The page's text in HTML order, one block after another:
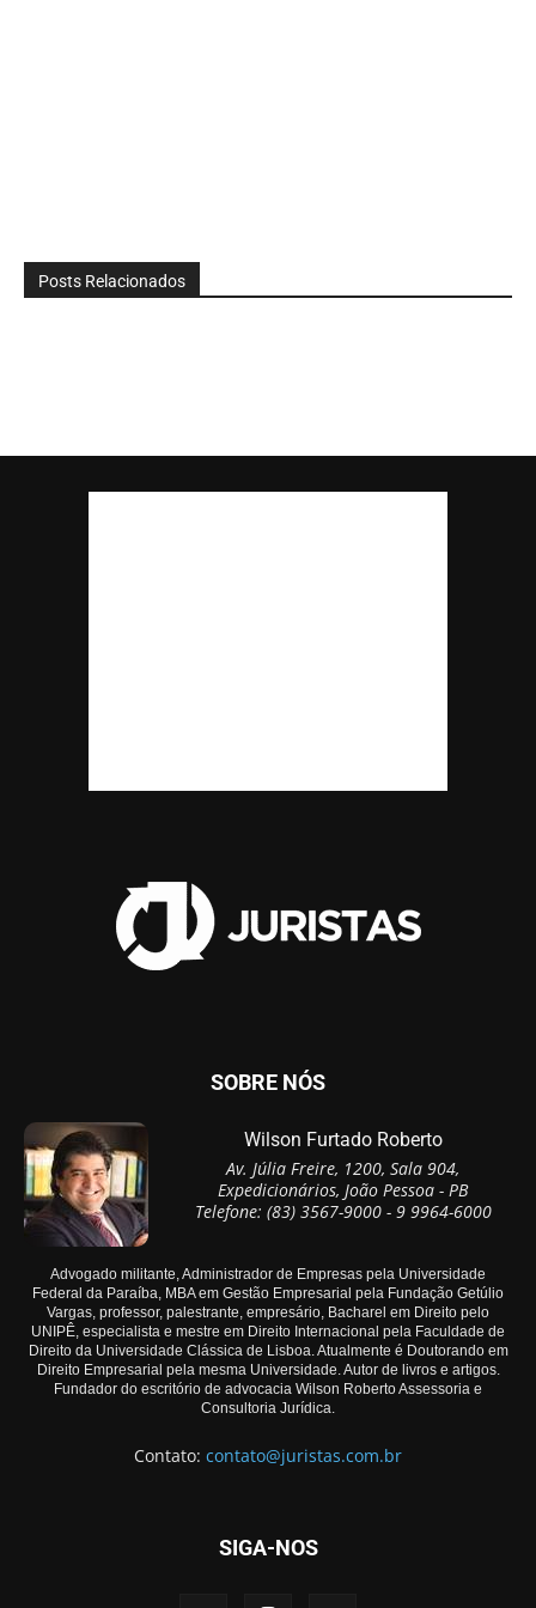
Posts Relacionados
SOBRE NÓS
Wilson Furtado Roberto
Av. Júlia Freire, 1200, Sala 904,
Expedicionários, João Pessoa - PB
Telefone: (83) 3567-9000 - 9 9964-6000
Advogado militante, Administrador de Empresas pela Universidade
Federal da Paraíba, MBA em Gestão Empresarial pela Fundação Getúlio
Vargas, professor, palestrante, empresário, Bacharel em Direito pelo
UNIPÊ, especialista e mestre em Direito Internacional pela Faculdade de
Direito da Universidade Clássica de Lisboa. Atualmente é Doutorando em
Direito Empresarial pela mesma Universidade. Autor de livros e artigos.
Fundador do escritório de advocacia Wilson Roberto Assessoria e
Consultoria Jurídica.
Contato: contato@juristas.com.br
SIGA-NOS